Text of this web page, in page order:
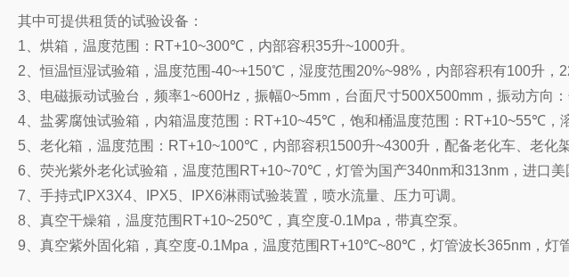
其中可提供租赁的试验设备：
1、烘箱，温度范围：RT+10~300℃，内部容积35升~1000升。
2、恒温恒湿试验箱，温度范围-40~+150℃，湿度范围20%~98%，内部容积有100升，
3、电磁振动试验台，频率1~600Hz，振幅0~5mm，台面尺寸500X500mm，振动方向：
4、盐雾腐蚀试验箱，内箱温度范围：RT+10~45℃，饱和桶温度范围：RT+10~55℃，
5、老化箱，温度范围：RT+10~100℃，内部容积1500升~4300升，配备老化车、老化架
6、荧光紫外老化试验箱，温度范围RT+10~70℃，灯管为国产340nm和313nm，进口
7、手持式IPX3X4、IPX5、IPX6淋雨试验装置，喷水流量、压力可调。
8、真空干燥箱，温度范围RT+10~250℃，真空度-0.1Mpa，带真空泵。
9、真空紫外固化箱，真空度-0.1Mpa，温度范围RT+10℃~80℃，灯管波长365nm，灯